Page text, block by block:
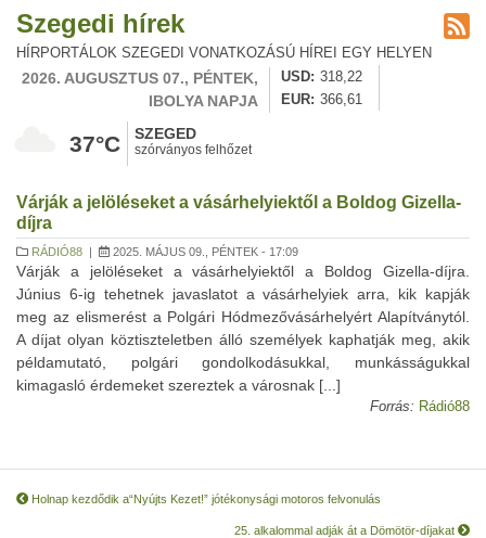
Szegedi hírek
HÍRPORTÁLOK SZEGEDI VONATKOZÁSÚ HÍREI EGY HELYEN
2026. AUGUSZTUS 07., PÉNTEK,
IBOLYA NAPJA
USD
318,22
EUR
366,61
37°C SZEGED
szórványos felhőzet
Várják a jelöléseket a vásárhelyiektől a Boldog Gizella-
díjra
RÁDIÓ88 | 2025. MÁJUS 09., PÉNTEK - 17:09
Várják a jelöléseket a vásárhelyiektől a Boldog Gizella-díjra.
Június 6-ig tehetnek javaslatot a vásárhelyiek arra, kik kapják
meg az elismerést a Polgári Hódmezővásárhelyért Alapítványtól.
A díjat olyan köztiszteletben álló személyek kaphatják meg, akik
példamutató, polgári gondolkodásukkal, munkásságukkal
kimagasló érdemeket szereztek a városnak [...]
Forrás: Rádió88
Holnap kezdődik a“Nyújts Kezet!” jótékonysági motoros felvonulás
25. alkalommal adják át a Dömötör-díjakat